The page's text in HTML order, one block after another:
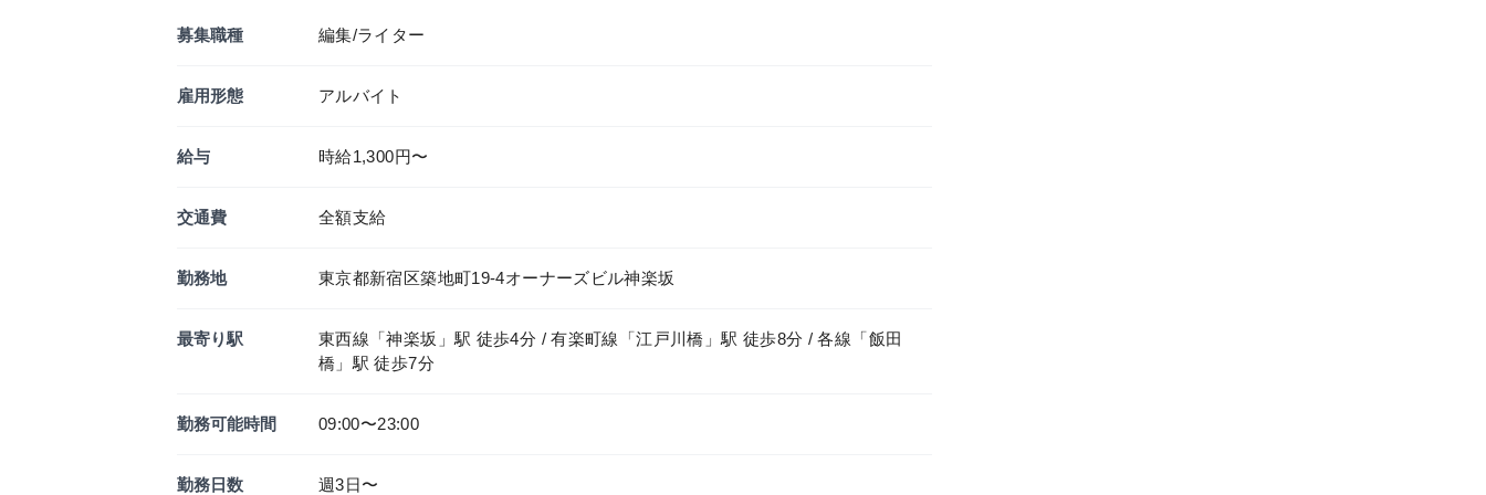
募集職種 編集/ライター
雇用形態 アルバイト
給与 時給1,300円〜
交通費 全額支給
勤務地 東京都新宿区築地町19-4オーナーズビル神楽坂
最寄り駅
東西線「神楽坂」駅 徒歩4分 / 有楽町線「江戸川橋」駅 徒歩8分 / 各線「飯田
橋」駅 徒歩7分
勤務可能時間 09:00〜23:00
勤務日数 週3日〜